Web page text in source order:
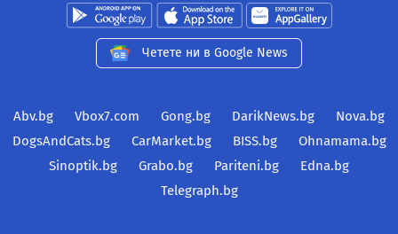
Четете ни в Google News
Abv.bg Vbox7.com Gong.bg DarikNews.bg
Nova.bg
DogsAndCats.bg
CarMarket.bg BISS.bg
Ohnamama.bg
Sinoptik.bg
Grabo.bg Pariteni.bg
Edna.bg
Telegraph.bg